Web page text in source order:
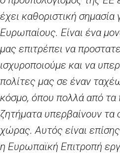
έχει καθοριστική σημασία
Ευρωπαίους. Είναι ένα
μας επιτρέπει να
ισχυροποιούμε και να
πολίτες μας σε έναν
κόσμο, όπου πολλά από τα
ζητήματα υπερβαίνουν τα
χώρας. Αυτός είναι
η Ευρωπαϊκή Επιτροπή